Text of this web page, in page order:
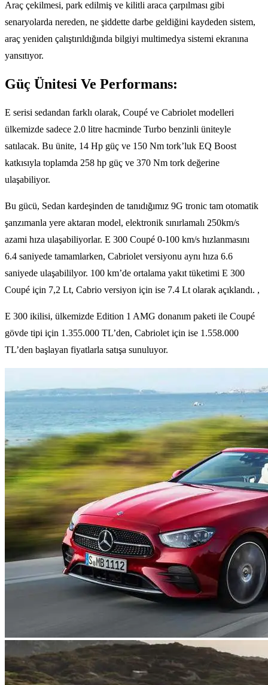
Araç çekilmesi, park edilmiş ve kilitli araca çarpılması gibi
senaryolarda nereden, ne şiddette darbe geldiğini kaydeden sistem,
araç yeniden çalıştırıldığında bilgiyi multimedya sistemi ekranına
yansıtıyor.
Güç Ünitesi Ve Performans:
E serisi sedandan farklı olarak, Coupé ve Cabriolet modelleri
ülkemizde sadece 2.0 litre hacminde Turbo benzinli üniteyle
satılacak. Bu ünite, 14 Hp güç ve 150 Nm tork’luk EQ Boost
katkısıyla toplamda 258 hp güç ve 370 Nm tork değerine
ulaşabiliyor.
Bu gücü, Sedan kardeşinden de tanıdığımız 9G tronic tam otomatik
şanzımanla yere aktaran model, elektronik sınırlamalı 250km/s
azami hıza ulaşabiliyorlar. E 300 Coupé 0-100 km/s hızlanmasını
6.4 saniyede tamamlarken, Cabriolet versiyonu aynı hıza 6.6
saniyede ulaşabililyor. 100 km’de ortalama yakıt tüketimi E 300
Coupé için 7,2 Lt, Cabrio versiyon için ise 7.4 Lt olarak açıklandı. ,
E 300 ikilisi, ülkemizde Edition 1 AMG donanım paketi ile Coupé
gövde tipi için 1.355.000 TL’den, Cabriolet için ise 1.558.000
TL’den başlayan fiyatlarla satışa sunuluyor.